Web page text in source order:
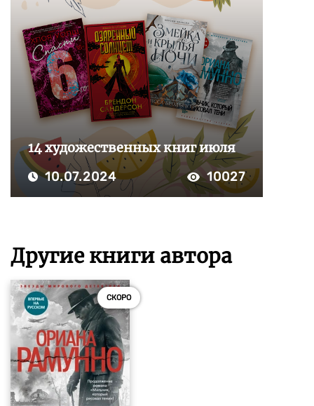
14 художественных книг июля
10.07.2024 10027
Другие книги автора
СКОРО